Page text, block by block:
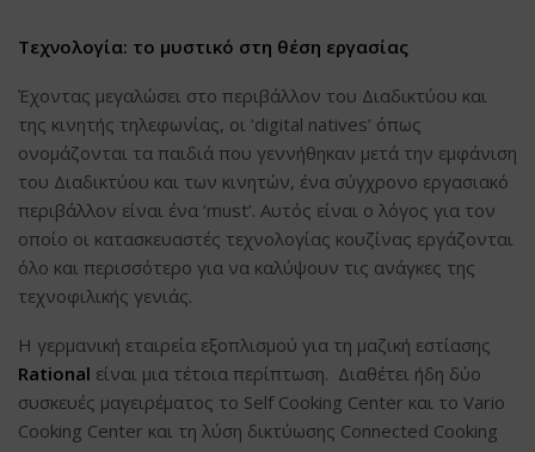
Τεχνολογία: το μυστικό στη θέση εργασίας
Έχοντας μεγαλώσει στο περιβάλλον του Διαδικτύου και
της κινητής τηλεφωνίας, οι ‘digital natives’ όπως
ονομάζονται τα παιδιά που γεννήθηκαν μετά την εμφάνιση
του Διαδικτύου και των κινητών, ένα σύγχρονο εργασιακό
περιβάλλον είναι ένα ‘must’. Αυτός είναι ο λόγος για τον
οποίο οι κατασκευαστές τεχνολογίας κουζίνας εργάζονται
όλο και περισσότερο για να καλύψουν τις ανάγκες της
τεχνοφιλικής γενιάς.
Η γερμανική εταιρεία εξοπλισμού για τη μαζική εστίασης
Rational είναι μια τέτοια περίπτωση. Διαθέτει ήδη δύο
συσκευές μαγειρέματος το Self Cooking Center και το Vario
Cooking Center και τη λύση δικτύωσης Connected Cooking